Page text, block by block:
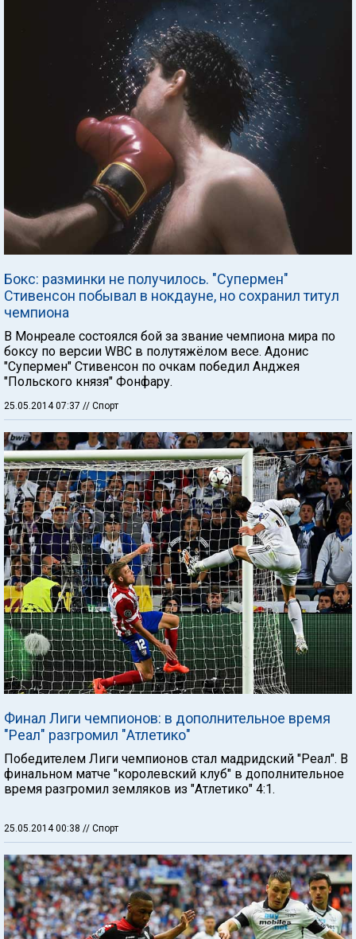
Бокс: разминки не получилось. "Супермен"
Стивенсон побывал в нокдауне, но сохранил титул
чемпиона
В Монреале состоялся бой за звание чемпиона мира по
боксу по версии WBC в полутяжёлом весе. Адонис
"Супермен" Стивенсон по очкам победил Анджея
"Польского князя" Фонфару.
25.05.2014 07:37 // Спорт
Финал Лиги чемпионов: в дополнительное время
"Реал" разгромил "Атлетико"
Победителем Лиги чемпионов стал мадридский "Реал". В
финальном матче "королевский клуб" в дополнительное
время разгромил земляков из "Атлетико" 4:1.
25.05.2014 00:38 // Спорт